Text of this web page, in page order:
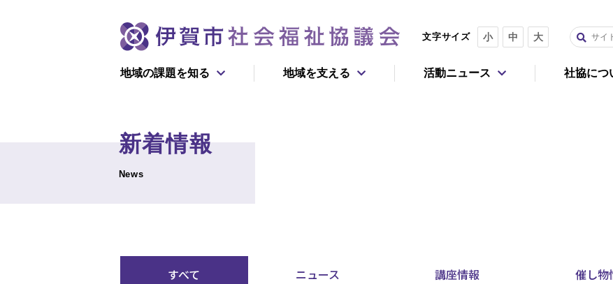
文字サイズ 小 中 大
地域の課題を知る
初めての方へ
福祉のかたち
地域を支える 活動ニュース 社協につ
新着情報
News
すべて ニュース 講座情報 催し物